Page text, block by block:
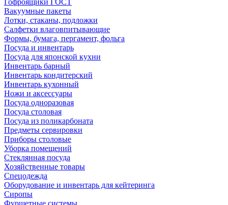
Гофроящики ГОСТ
Вакуумные пакеты
Лотки, стаканы, подложки
Салфетки влаговпитывающие
Формы, бумага, пергамент, фольга
Посуда и инвентарь
Посуда для японской кухни
Инвентарь барный
Инвентарь кондитерский
Инвентарь кухонный
Ножи и аксессуары
Посуда одноразовая
Посуда столовая
Посуда из поликарбоната
Предметы сервировки
Приборы столовые
Уборка помещений
Стеклянная посуда
Хозяйственные товары
Спецодежда
Оборудование и инвентарь для кейтеринга
Сиропы
Фуршетные системы